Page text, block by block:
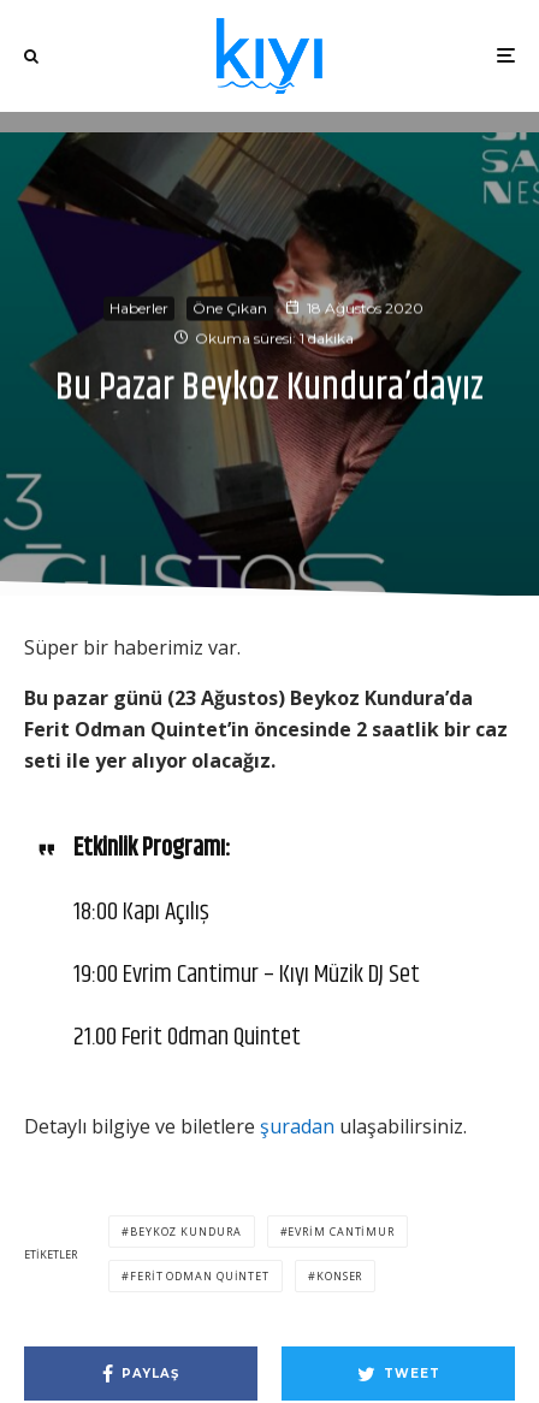
Haberler Öne Çıkan
18 Ağustos 2020
Okuma süresi: 1 dakika
Bu Pazar Beykoz Kundura’dayız
Süper bir haberimiz var.
Bu pazar günü (23 Ağustos) Beykoz Kundura’da
Ferit Odman Quintet’in öncesinde 2 saatlik bir caz
seti ile yer alıyor olacağız.
Etkinlik Programı:
18:00 Kapı Açılış
19:00 Evrim Cantimur – Kıyı Müzik DJ Set
21.00 Ferit Odman Quintet
Detaylı bilgiye ve biletlere şuradan ulaşabilirsiniz.
ETIKETLER
BEYKOZ KUNDURA EVRIM CANTIMUR
FERIT ODMAN QUINTET KONSER
PAYLAŞ TWEET